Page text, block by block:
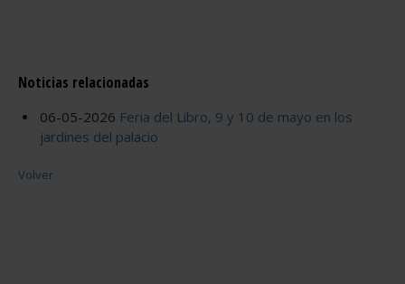
Noticias relacionadas
06-05-2026 Feria del Libro, 9 y 10 de mayo en los
jardines del palacio
Volver